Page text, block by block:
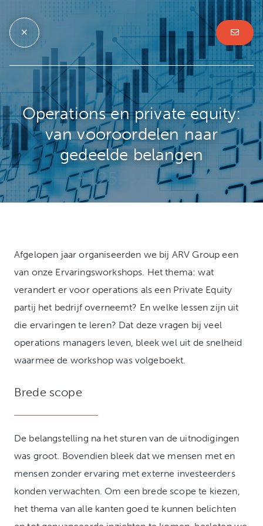
Operations en private equity:
van vooroordelen naar
gedeelde belangen
Afgelopen jaar organiseerden we bij ARV Group een
van onze Ervaringsworkshops. Het thema: wat
verandert er voor operations als een Private Equity
partij het bedrijf overneemt? En welke lessen zijn uit
die ervaringen te leren? Dat deze vragen bij veel
operations managers leven, bleek wel uit de snelheid
waarmee de workshop was volgeboekt.
Brede scope
De belangstelling na het sturen van de uitnodigingen
was groot. Bovendien bleek dat we mensen met en
mensen zonder ervaring met externe investeerders
konden verwachten. Om een brede scope te kiezen,
het thema van alle kanten goed te kunnen belichten